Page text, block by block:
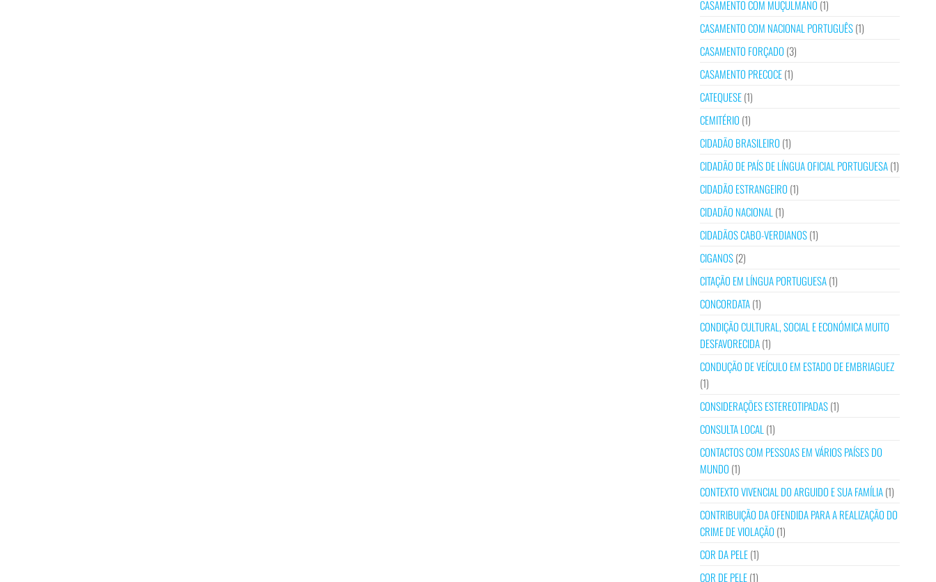
CASAMENTO COM MUÇULMANO (1)
CASAMENTO COM NACIONAL PORTUGUÊS(1)
CASAMENTO FORÇADO (3)
CASAMENTO PRECOCE(1)
CATEQUESE(1)
CEMITÉRIO (1)
CIDADÃO BRASILEIRO (1)
CIDADÃO DE PAÍS DE LÍNGUA OFICIAL PORTUGUESA(1)
CIDADÃO ESTRANGEIRO (1)
CIDADÃO NACIONAL (1)
CIDADÃOS CABO-VERDIANOS(1)
CIGANOS(2)
CITAÇÃO EM LÍNGUA PORTUGUESA(1)
CONCORDATA(1)
CONDIÇÃO CULTURAL, SOCIAL E ECONÓMICA MUITO
DESFAVORECIDA(1)
CONDUÇÃO DE VEÍCULO EM ESTADO DE EMBRIAGUEZ
(1)
CONSIDERAÇÕES ESTEREOTIPADAS(1)
CONSULTA LOCAL (1)
CONTACTOS COM PESSOAS EM VÁRIOS PAÍSES DO
MUNDO (1)
CONTEXTO VIVENCIAL DO ARGUIDO E SUA FAMÍLIA(1)
CONTRIBUIÇÃO DA OFENDIDA PARA A REALIZAÇÃO DO
CRIME DE VIOLAÇÃO (1)
COR DA PELE(1)
COR DE PELE(1)